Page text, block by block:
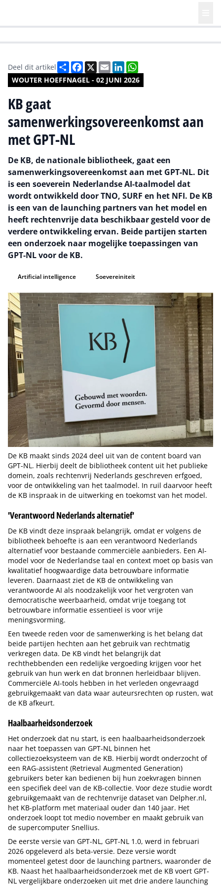
WOUTER HOEFFNAGEL - 02 JUNI 2026
Deel dit artikel DeelFacebook
X EmailLinkedIn
KB gaat
samenwerkingsovereenkomst aan
met GPT-NL
De KB, de nationale bibliotheek, gaat een
samenwerkingsovereenkomst aan met GPT-NL. Dit
is een soeverein Nederlandse AI-taalmodel dat
wordt ontwikkeld door TNO, SURF en het NFI. De KB
is een van de launching partners van het model en
heeft rechtenvrije data beschikbaar gesteld voor de
verdere ontwikkeling ervan. Beide partijen starten
een onderzoek naar mogelijke toepassingen van
GPT-NL voor de KB.
Artificial intelligence Soevereiniteit
De KB maakt sinds 2024 deel uit van de content board van
GPT-NL. Hierbij deelt de bibliotheek content uit het publieke
domein, zoals rechtenvrij Nederlands geschreven erfgoed,
voor de ontwikkeling van het taalmodel. In ruil daarvoor heeft
de KB inspraak in de uitwerking en toekomst van het model.
'Verantwoord Nederlands alternatief'
De KB vindt deze inspraak belangrijk, omdat er volgens de
bibliotheek behoefte is aan een verantwoord Nederlands
alternatief voor bestaande commerciële aanbieders. Een AI-
model voor de Nederlandse taal en context moet op basis van
kwalitatief hoogwaardige data betrouwbare informatie
leveren. Daarnaast ziet de KB de ontwikkeling van
verantwoorde AI als noodzakelijk voor het vergroten van
democratische weerbaarheid, omdat vrije toegang tot
betrouwbare informatie essentieel is voor vrije
meningsvorming.
Een tweede reden voor de samenwerking is het belang dat
beide partijen hechten aan het gebruik van rechtmatig
verkregen data. De KB vindt het belangrijk dat
rechthebbenden een redelijke vergoeding krijgen voor het
gebruik van hun werk en dat bronnen herleidbaar blijven.
Commerciële AI-tools hebben in het verleden ongevraagd
gebruikgemaakt van data waar auteursrechten op rusten, wat
de KB afkeurt.
Haalbaarheidsonderzoek
Het onderzoek dat nu start, is een haalbaarheidsonderzoek
naar het toepassen van GPT-NL binnen het
collectiezoeksysteem van de KB. Hierbij wordt onderzocht of
een RAG-assistent (Retrieval Augmented Generation)
gebruikers beter kan bedienen bij hun zoekvragen binnen
een specifiek deel van de KB-collectie. Voor deze studie wordt
gebruikgemaakt van de rechtenvrije dataset van Delpher.nl,
het KB-platform met materiaal ouder dan 140 jaar. Het
onderzoek loopt tot medio november en maakt gebruik van
de supercomputer Snellius.
De eerste versie van GPT-NL, GPT-NL 1.0, werd in februari
2026 opgeleverd als beta-versie. Deze versie wordt
momenteel getest door de launching partners, waaronder de
KB. Naast het haalbaarheidsonderzoek met de KB voert GPT-
NL vergelijkbare onderzoeken uit met drie andere launching